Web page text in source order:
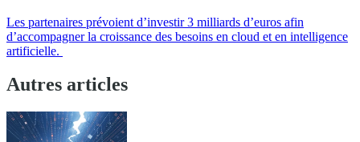
Les partenaires prévoient d’investir 3 milliards d’euros afin
d’accompagner la croissance des besoins en cloud et en intelligence
artificielle.
Autres articles